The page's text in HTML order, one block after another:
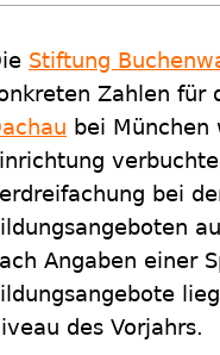
Stiftung
Zahlen für
bei München
bei
Angaben einer
des Vorjahrs.